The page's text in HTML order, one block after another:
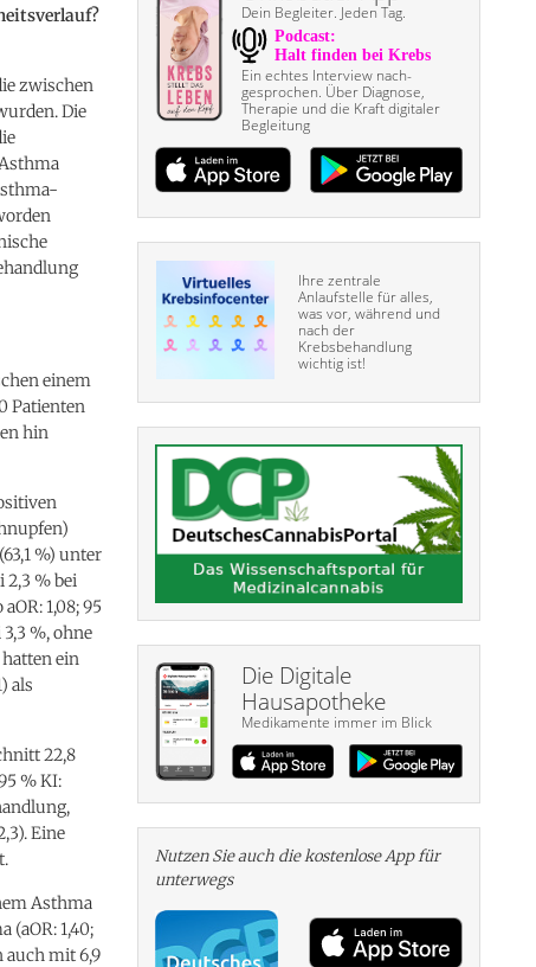
zwischen
Die
einem
Patienten
hin
%) unter
2,3 % bei
1,08; 95
%, ohne
hatten ein
als
22,8
% KI:
Eine
Asthma
(aOR: 1,40;
auch mit 6,9
Dein Begleiter. Jeden Tag.
Ein echtes Interview nach­
gesprochen. Über Diagnose,
Therapie und die Kraft digitaler
Begleitung
Ihre zentrale
Anlaufstelle für alles,
was vor, während und
nach der
Krebsbehandlung
wichtig ist!
Die Digitale
Hausapotheke
Medikamente immer im Blick
Nutzen Sie auch die kosten­lose App für
unterwegs